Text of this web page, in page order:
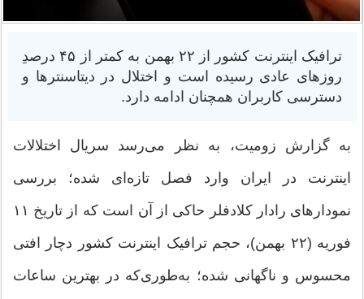
ترافیک اینترنت کشور از ۲۲ بهمن به کمتر از ۴۵ درصدِ
روزهای عادی رسیده است و اختلال در دیتاسنترها و
دسترسی کاربران همچنان ادامه دارد.
به گزارش زومیت، به‌ نظر می‌رسد سریال اختلالات
اینترنت در ایران وارد فصل تازه‌ای شده؛ بررسی
نمودارهای رادار کلادفلر حاکی از آن است که از تاریخ ۱۱
فوریه (۲۲ بهمن)، حجم ترافیک اینترنت کشور دچار افتی
محسوس و ناگهانی شده؛ به‌طوری‌که در بهترین ساعات